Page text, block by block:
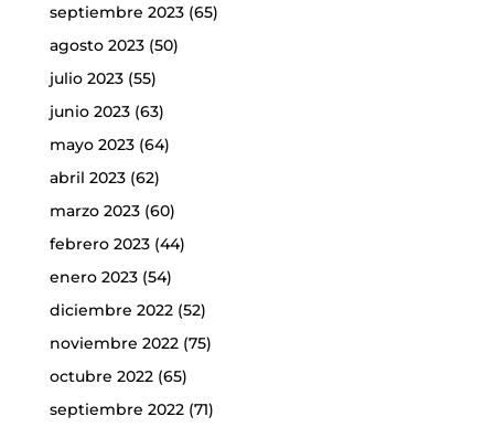
septiembre 2023(65)
agosto 2023(50)
julio 2023(55)
junio 2023(63)
mayo 2023(64)
abril 2023(62)
marzo 2023(60)
febrero 2023(44)
enero 2023(54)
diciembre 2022(52)
noviembre 2022(75)
octubre 2022(65)
septiembre 2022(71)